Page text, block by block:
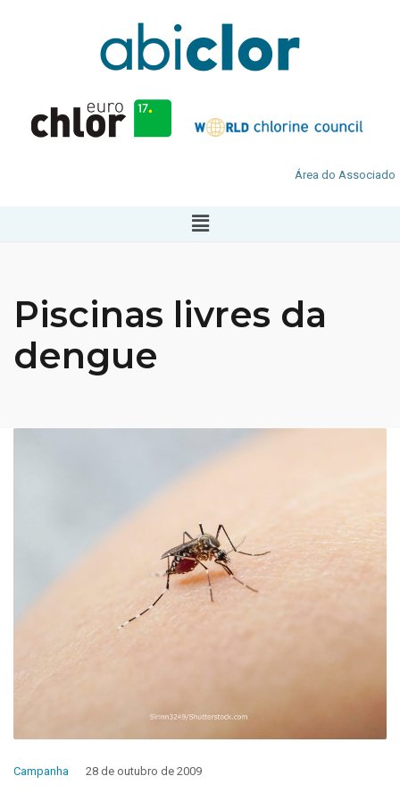
Área do Associado
Piscinas livres da
dengue
Campanha 28 de outubro de 2009